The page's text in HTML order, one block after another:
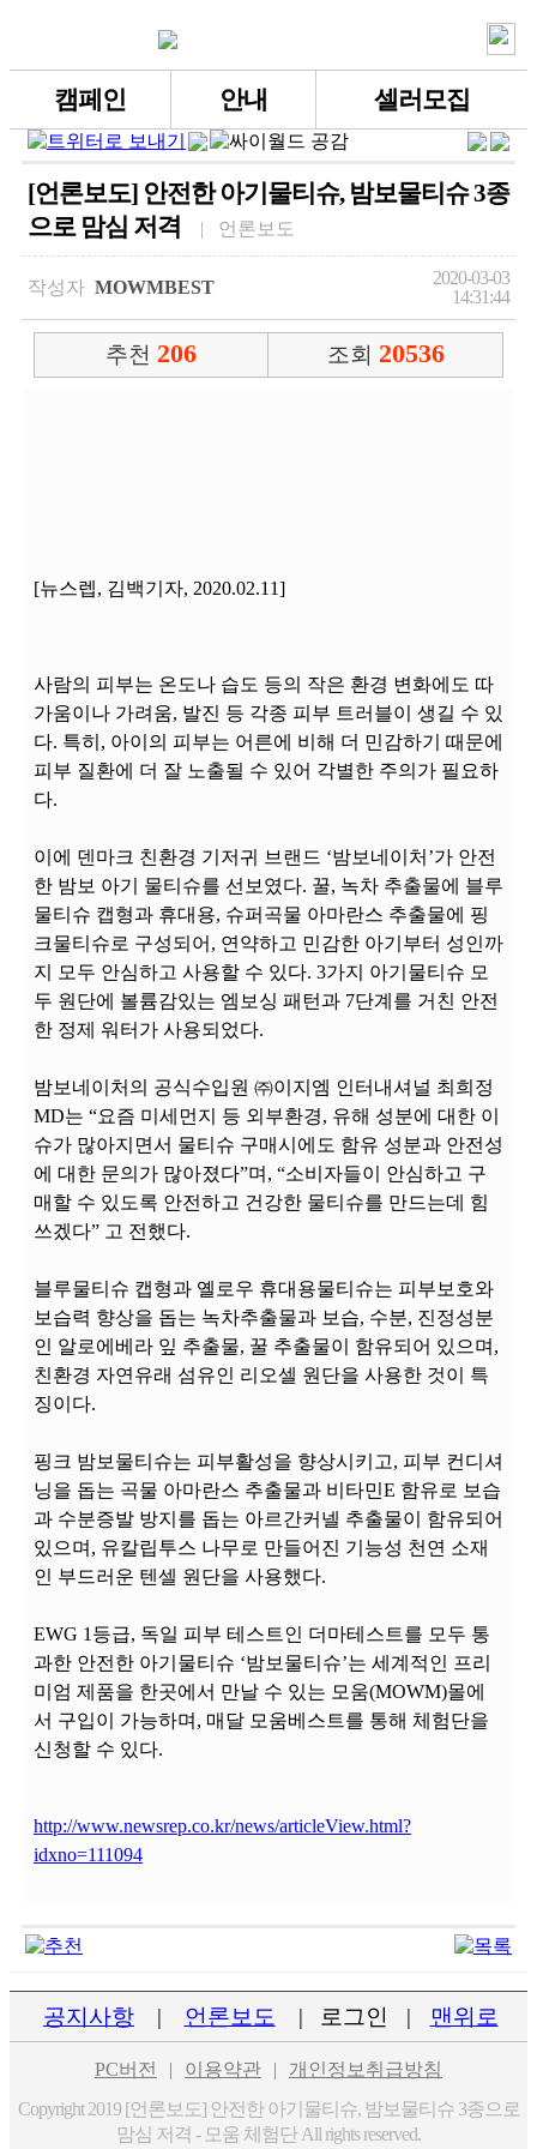
캠페인 안내 셀러모집
[언론보도] 안전한 아기물티슈, 밤보물티슈 3종
으로 맘심 저격
| 언론보도
작성자 MOWMBEST
2020-03-03
14:31:44
추천 206 조회 20536
[뉴스렙, 김백기자, 2020.02.11]
사람의 피부는 온도나 습도 등의 작은 환경 변화에도 따
가움이나 가려움, 발진 등 각종 피부 트러블이 생길 수 있
다. 특히, 아이의 피부는 어른에 비해 더 민감하기 때문에
피부 질환에 더 잘 노출될 수 있어 각별한 주의가 필요하
다.
이에 덴마크 친환경 기저귀 브랜드 ‘밤보네이처’가 안전
한 밤보 아기 물티슈를 선보였다. 꿀, 녹차 추출물에 블루
물티슈 캡형과 휴대용, 슈퍼곡물 아마란스 추출물에 핑
크물티슈로 구성되어, 연약하고 민감한 아기부터 성인까
지 모두 안심하고 사용할 수 있다. 3가지 아기물티슈 모
두 원단에 볼륨감있는 엠보싱 패턴과 7단계를 거친 안전
한 정제 워터가 사용되었다.
밤보네이처의 공식수입원 ㈜이지엠 인터내셔널 최희정
MD는 “요즘 미세먼지 등 외부환경, 유해 성분에 대한 이
슈가 많아지면서 물티슈 구매시에도 함유 성분과 안전성
에 대한 문의가 많아졌다”며, “소비자들이 안심하고 구
매할 수 있도록 안전하고 건강한 물티슈를 만드는데 힘
쓰겠다” 고 전했다.
블루물티슈 캡형과 옐로우 휴대용물티슈는 피부보호와
보습력 향상을 돕는 녹차추출물과 보습, 수분, 진정성분
인 알로에베라 잎 추출물, 꿀 추출물이 함유되어 있으며,
친환경 자연유래 섬유인 리오셀 원단을 사용한 것이 특
징이다.
핑크 밤보물티슈는 피부활성을 향상시키고, 피부 컨디셔
닝을 돕는 곡물 아마란스 추출물과 비타민E 함유로 보습
과 수분증발 방지를 돕는 아르간커넬 추출물이 함유되어
있으며, 유칼립투스 나무로 만들어진 기능성 천연 소재
인 부드러운 텐셀 원단을 사용했다.
EWG 1등급, 독일 피부 테스트인 더마테스트를 모두 통
과한 안전한 아기물티슈 ‘밤보물티슈’는 세계적인 프리
미엄 제품을 한곳에서 만날 수 있는 모움(MOWM)몰에
서 구입이 가능하며, 매달 모움베스트를 통해 체험단을
신청할 수 있다.
http://www.newsrep.co.kr/news/articleView.html?
idxno=111094
공지사항 | 언론보도 | 로그인 | 맨위로
PC버전 | 이용약관 |
개인정보취급방침
Copyright 2019 [언론보도] 안전한 아기물티슈, 밤보물티슈 3종으로
맘심 저격 - 모움 체험단 All rights reserved.